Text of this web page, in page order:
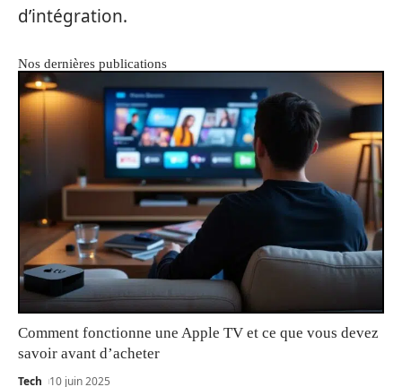
d’intégration.
Nos dernières publications
Comment fonctionne une Apple TV et ce que vous devez
savoir avant d’acheter
Tech 10 juin 2025